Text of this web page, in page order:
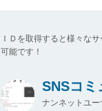
ＩＤを取得すると様々な
可能です！
SNSコミ
ナンネットユー